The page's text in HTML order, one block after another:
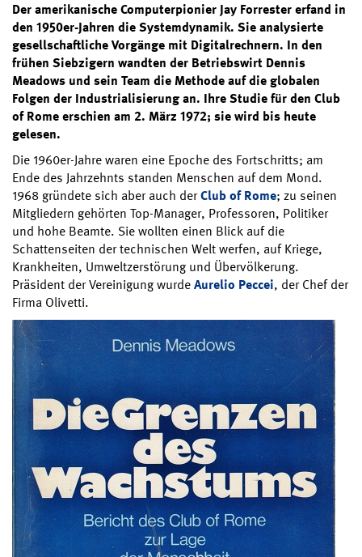
Der amerikanische Computerpionier Jay Forrester erfand in
den 1950er-Jahren die Systemdynamik. Sie analysierte
gesellschaftliche Vorgänge mit Digitalrechnern. In den
frühen Siebzigern wandten der Betriebswirt Dennis
Meadows und sein Team die Methode auf die globalen
Folgen der Industrialisierung an. Ihre Studie für den Club
of Rome erschien am 2. März 1972; sie wird bis heute
gelesen.
Die 1960er-Jahre waren eine Epoche des Fortschritts; am
Ende des Jahrzehnts standen Menschen auf dem Mond.
1968 gründete sich aber auch derClub of Rome; zu seinen
Mitgliedern gehörten Top-Manager, Professoren, Politiker
und hohe Beamte. Sie wollten einen Blick auf die
Schattenseiten der technischen Welt werfen, auf Kriege,
Krankheiten, Umweltzerstörung und Übervölkerung.
Präsident der Vereinigung wurdeAurelio Peccei, der Chef der
Firma Olivetti.